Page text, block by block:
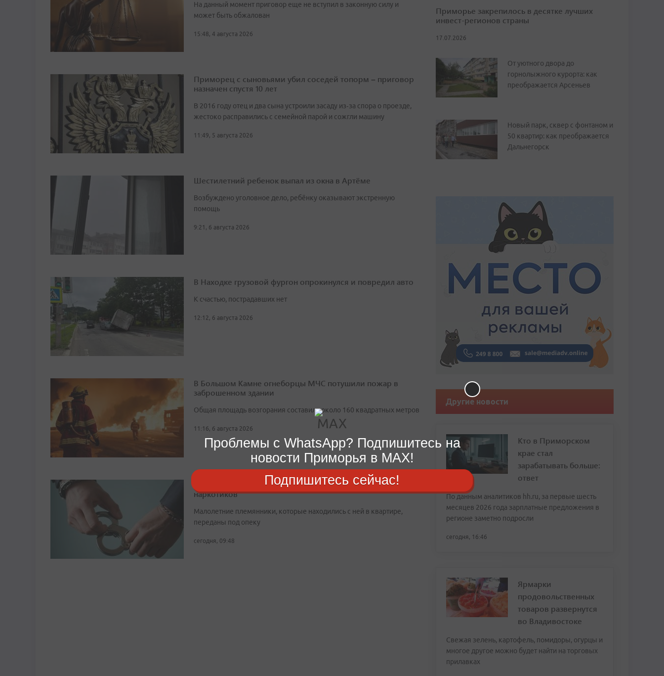
На данный момент приговор еще не вступил в законную силу и
может быть обжалован
15:48, 4 августа 2026
Приморец с сыновьями убил соседей топорм – приговор
назначен спустя 10 лет
В 2016 году отец и два сына устроили засаду из‑за спора о проезде,
жестоко расправились с семейной парой и сожгли машину
11:49, 5 августа 2026
Шестилетний ребенок выпал из окна в Артёме
Возбуждено уголовное дело, ребёнку оказывают экстренную
помощь
9:21, 6 августа 2026
В Находке грузовой фургон опрокинулся и повредил авто
К счастью, пострадавших нет
12:12, 6 августа 2026
В Большом Камне огнеборцы МЧС потушили пожар в
заброшенном здании
Общая площадь возгорания составила около 160 квадратных метров
11:16, 6 августа 2026
Во Владивостоке задержали женщину с крупной партией
наркотиков
Малолетние племянники, которые находились с ней в квартире,
переданы под опеку
сегодня, 09:48
Приморье закрепилось в десятке лучших
инвест-регионов страны
17.07.2026
От уютного двора до
горнолыжного курорта: как
преображается Арсеньев
Новый парк, сквер с фонтаном и
50 квартир: как преображается
Дальнегорск
Другие новости
Кто в Приморском
крае стал
зарабатывать больше:
ответ
По данным аналитиков hh.ru, за первые шесть
месяцев 2026 года зарплатные предложения в
регионе заметно подросли
сегодня, 16:46
Ярмарки
продовольственных
товаров развернутся
во Владивостоке
Свежая зелень, картофель, помидоры, огурцы и
многое другое можно будет найти на торговых
прилавках
Проблемы с WhatsApp? Подпишитесь на
новости Приморья в MAX!
Подпишитесь сейчас!